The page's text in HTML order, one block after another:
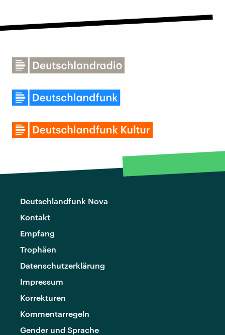
Deutschlandfunk Nova
Kontakt
Empfang
Trophäen
Datenschutzerklärung
Impressum
Korrekturen
Kommentarregeln
Gender und Sprache